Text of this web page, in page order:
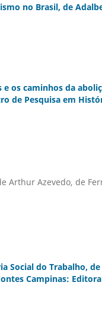
no Brasil, de
os caminhos da
de Pesquisa em
Arthur Azevedo, de
Social do Trabalho,
Campinas: